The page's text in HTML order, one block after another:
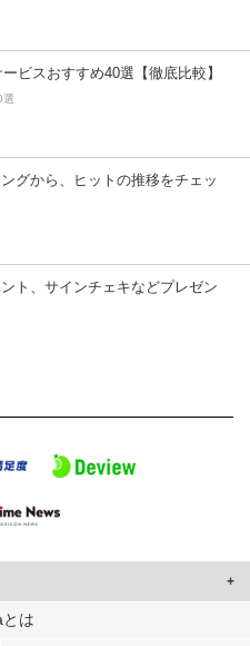
ビスおすすめ40選【徹底比較】
選
グから、ヒットの推移をチェッ
ト、サインチェキなどプレゼン
ザーに合わせたコンテンツや広告の
は